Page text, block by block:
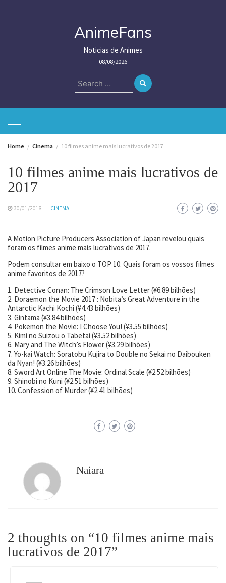
AnimeFans
Noticias de Animes
08/08/2026
Search
for:
Home Cinema 10 filmes anime mais lucrativos de 2017
10 filmes anime mais lucrativos de
2017
30/01/2018 CINEMA
A Motion Picture Producers Association of Japan revelou quais
foram os filmes anime mais lucrativos de 2017.
Podem consultar em baixo o TOP 10. Quais foram os vossos filmes
anime favoritos de 2017?
1. Detective Conan: The Crimson Love Letter (¥6.89 bilhões)
2. Doraemon the Movie 2017 : Nobita’s Great Adventure in the
Antarctic Kachi Kochi (¥4.43 bilhões)
3. Gintama (¥3.84 bilhões)
4. Pokemon the Movie: I Choose You! (¥3.55 bilhões)
5. Kimi no Suizou o Tabetai (¥3.52 bilhões)
6. Mary and The Witch’s Flower (¥3.29 bilhões)
7. Yo-kai Watch: Soratobu Kujira to Double no Sekai no Daibouken
da Nyan! (¥3.26 bilhões)
8. Sword Art Online The Movie: Ordinal Scale (¥2.52 bilhões)
9. Shinobi no Kuni (¥2.51 bilhões)
10. Confession of Murder (¥2.41 bilhões)
Naiara
2 thoughts on “10 filmes anime mais
lucrativos de 2017”